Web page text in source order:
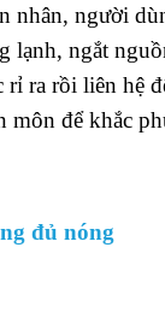
nhân, người
lạnh, ngắt
ra rồi liên hệ
môn để khắc
đủ nóng